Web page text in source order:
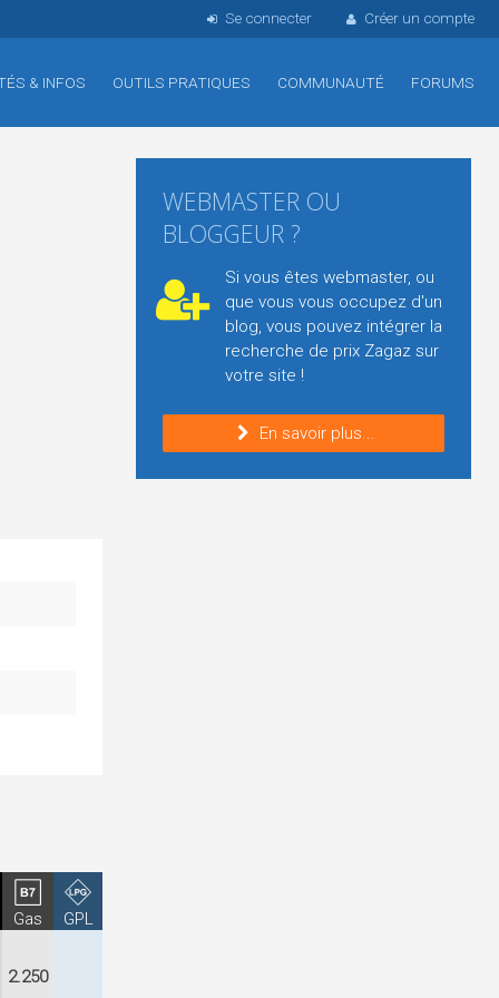
Se connecter Créer un compte
& INFOS OUTILS PRATIQUES COMMUNAUTÉ FORUMS
Gas
GPL
2.250
WEBMASTER OU
BLOGGEUR ?
Si vous êtes webmaster, ou
que vous vous occupez d'un
blog, vous pouvez intégrer la
recherche de prix Zagaz sur
votre site !
En savoir plus...